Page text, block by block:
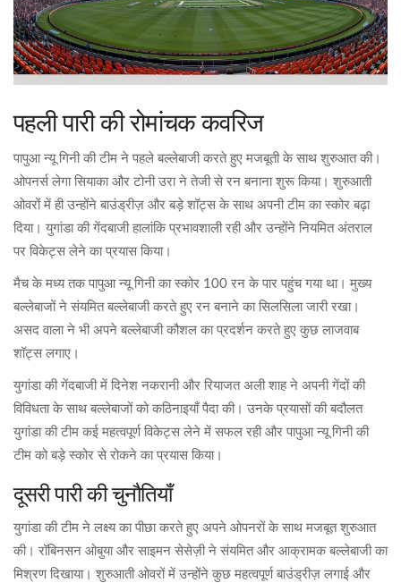
पहली पारी की रोमांचक कवरिज
पापुआ न्यू गिनी की टीम ने पहले बल्लेबाजी करते हुए मजबूती के साथ शुरुआत की।
ओपनर्स लेगा सियाका और टोनी उरा ने तेजी से रन बनाना शुरू किया। शुरुआती
ओवरों में ही उन्होंने बाउंड्रीज़ और बड़े शॉट्स के साथ अपनी टीम का स्कोर बढ़ा
दिया। युगांडा की गेंदबाजी हालांकि प्रभावशाली रही और उन्होंने नियमित अंतराल
पर विकेट्स लेने का प्रयास किया।
मैच के मध्य तक पापुआ न्यू गिनी का स्कोर 100 रन के पार पहुंच गया था। मुख्य
बल्लेबाजों ने संयमित बल्लेबाजी करते हुए रन बनाने का सिलसिला जारी रखा।
असद वाला ने भी अपने बल्लेबाजी कौशल का प्रदर्शन करते हुए कुछ लाजवाब
शॉट्स लगाए।
युगांडा की गेंदबाजी में दिनेश नकरानी और रियाजत अली शाह ने अपनी गेंदों की
विविधता के साथ बल्लेबाजों को कठिनाइयाँ पैदा की। उनके प्रयासों की बदौलत
युगांडा की टीम कई महत्वपूर्ण विकेट्स लेने में सफल रही और पापुआ न्यू गिनी की
टीम को बड़े स्कोर से रोकने का प्रयास किया।
दूसरी पारी की चुनौतियाँ
युगांडा की टीम ने लक्ष्य का पीछा करते हुए अपने ओपनरों के साथ मजबूत शुरुआत
की। रॉबिनसन ओबुया और साइमन सेसेज़ी ने संयमित और आक्रामक बल्लेबाजी का
मिश्रण दिखाया। शुरुआती ओवरों में उन्होंने कुछ महत्वपूर्ण बाउंड्रीज़ लगाई और